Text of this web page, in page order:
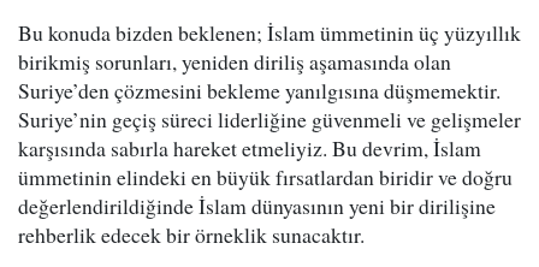
Bu konuda bizden beklenen; İslam ümmetinin üç yüzyıllık
birikmiş sorunları, yeniden diriliş aşamasında olan
Suriye’den çözmesini bekleme yanılgısına düşmemektir.
Suriye’nin geçiş süreci liderliğine güvenmeli ve gelişmeler
karşısında sabırla hareket etmeliyiz. Bu devrim, İslam
ümmetinin elindeki en büyük fırsatlardan biridir ve doğru
değerlendirildiğinde İslam dünyasının yeni bir dirilişine
rehberlik edecek bir örneklik sunacaktır.